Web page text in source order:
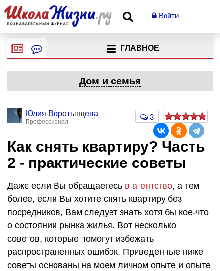
Войти
ГЛАВНОЕ
Дом и семья
Юлия Воротынцева
Профессионал
3
Как снять квартиру? Часть
2 - практические советы
Даже если Вы обращаетесь в агентство, а тем
более, если Вы хотите снять квартиру без
посредников, Вам следует знать хотя бы кое-что
о состоянии рынка жилья. Вот несколько
советов, которые помогут избежать
распространенных ошибок. Приведенные ниже
советы основаны на моем личном опыте и опыте